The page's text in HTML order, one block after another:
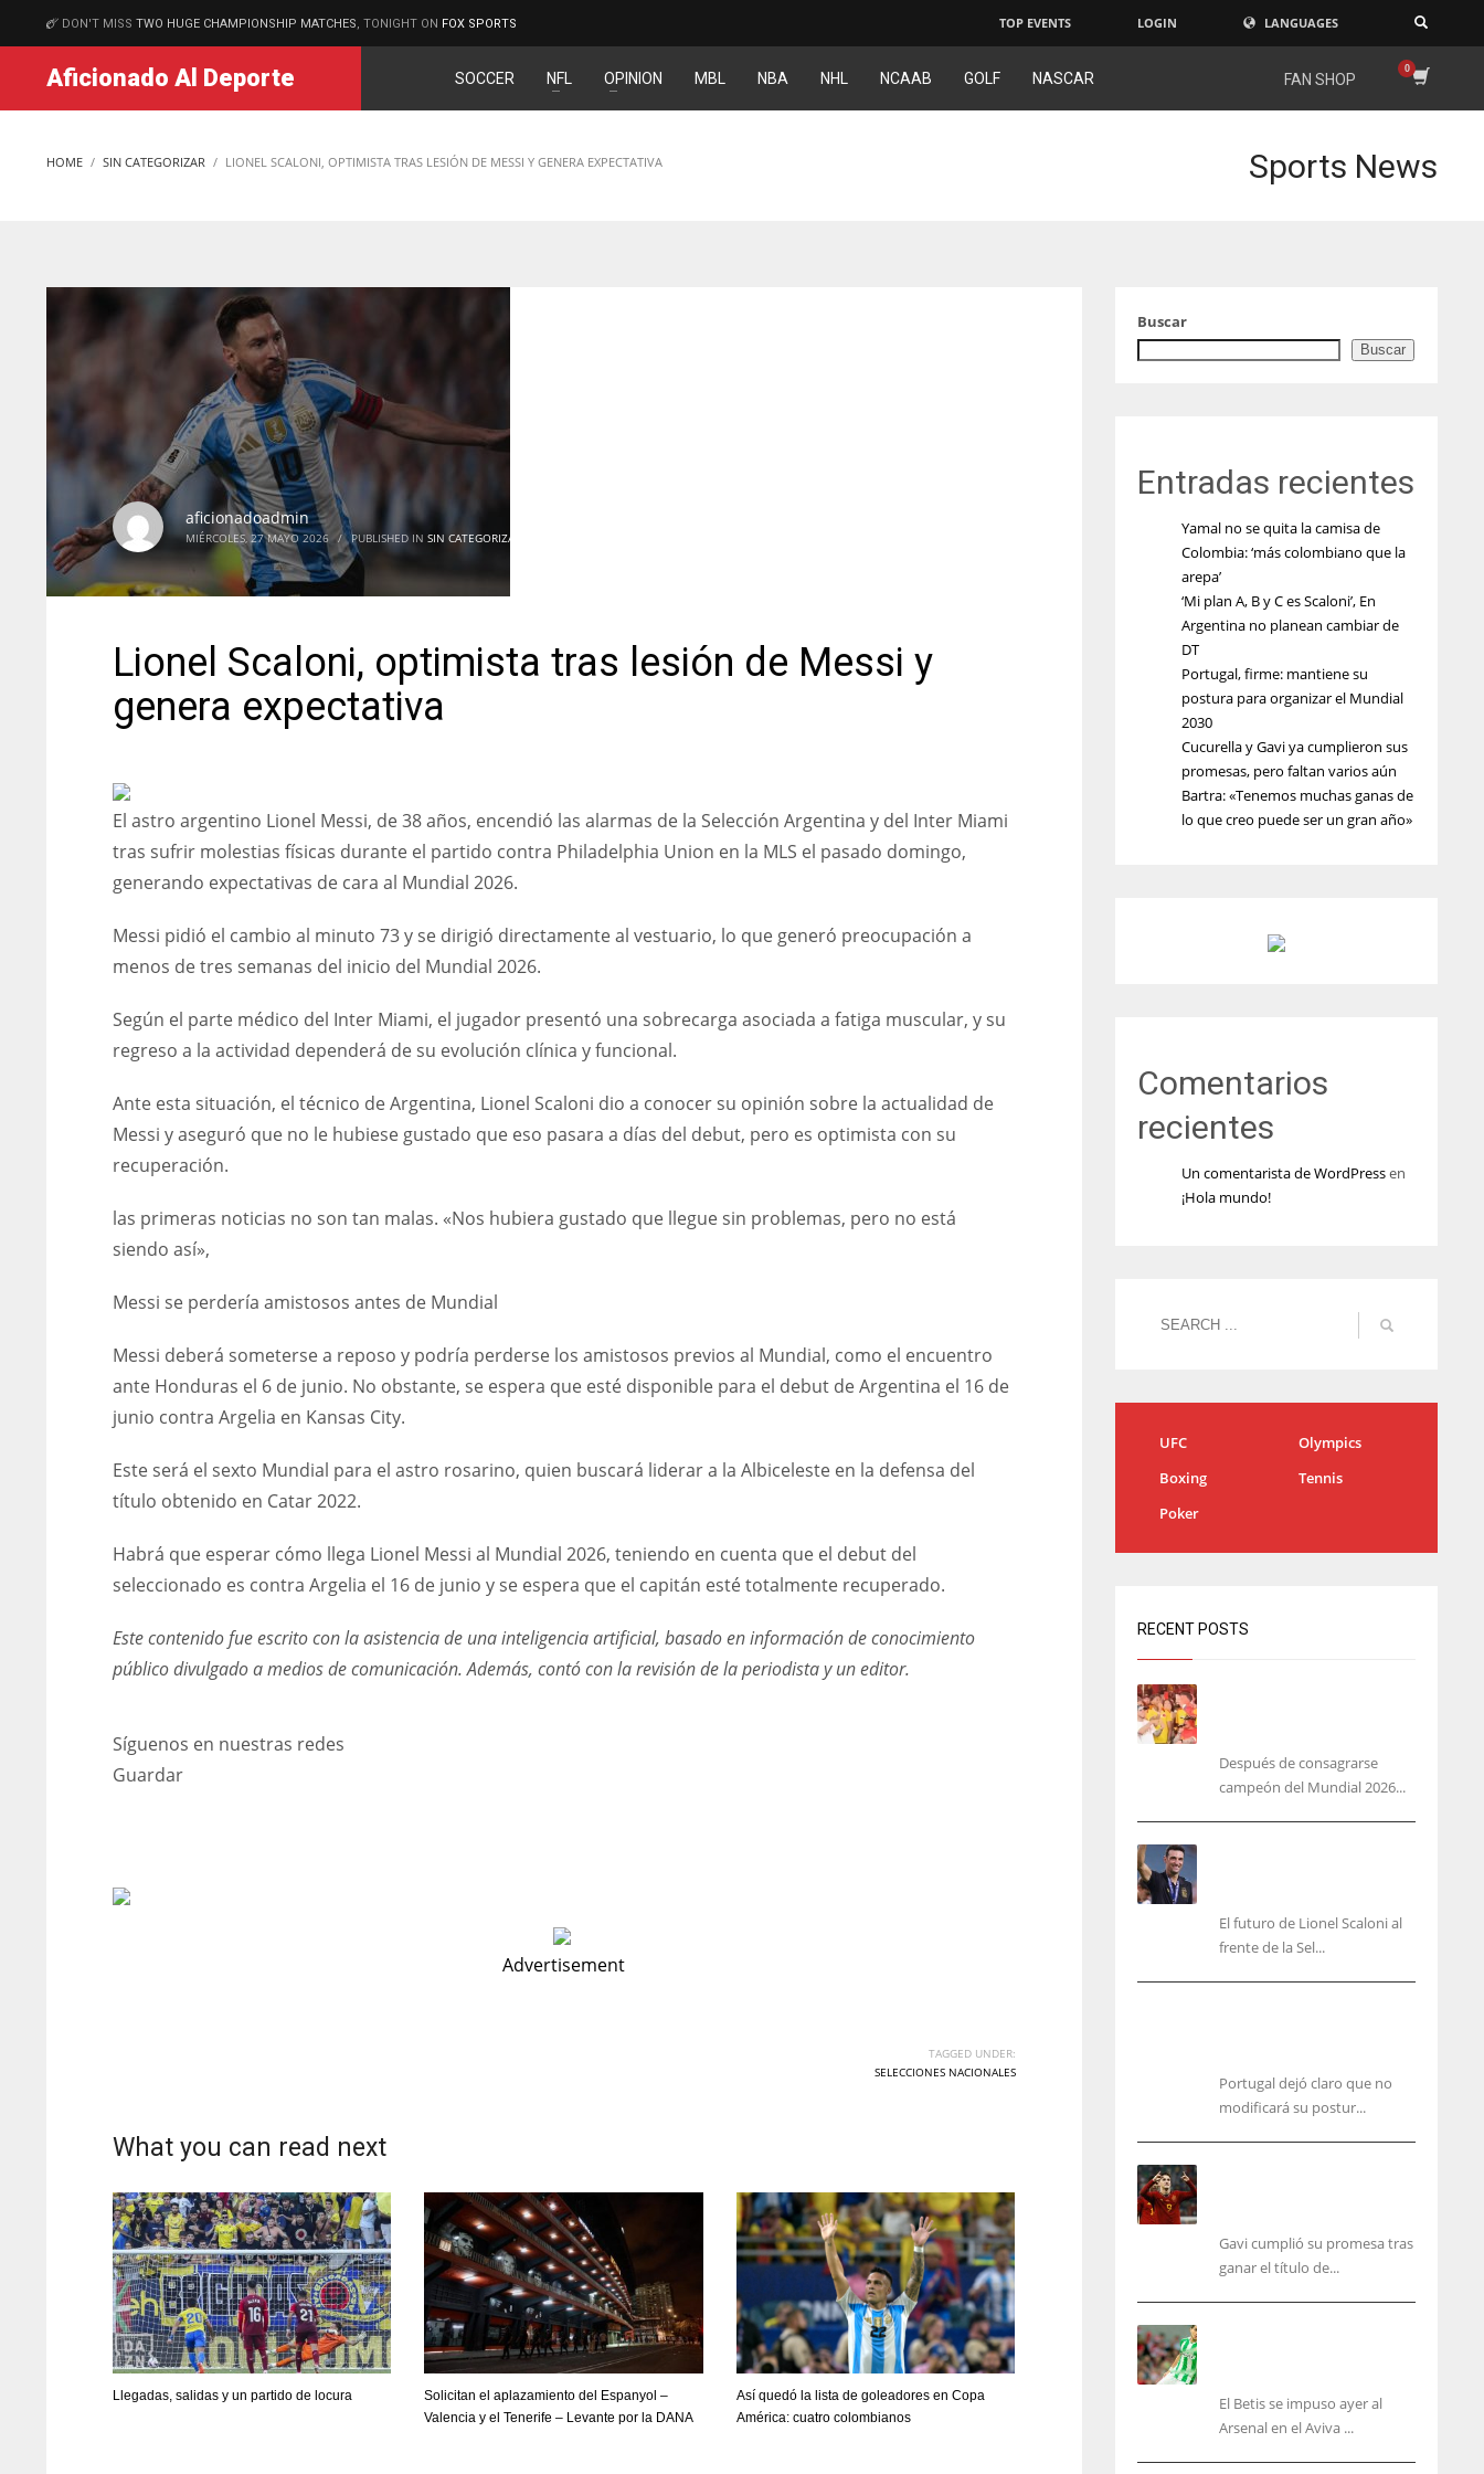
MATCHES
DAL DAL DEN NE NYG NYJ
3
DON'T MISS TWO HUGE CHAMPIONSHIP MATCHES , TONIGHT ON FOX SPORTS TOP EVENTS LOGIN LANGUAGES
Aficionado Al Deporte SOCCER NFL OPINION MBL NBA NHL NCAAB GOLF NASCAR FAN SHOP
HOME SIN CATEGORIZAR LIONEL SCALONI, OPTIMISTA TRAS LESIÓN DE MESSI Y GENERA EXPECTATIVA Sports News
aficionadoadmin
MIÉRCOLES, 27 MAYO 2026 / PUBLISHED IN SIN CATEGORIZAR
Lionel Scaloni, optimista tras lesión de Messi y
genera expectativa
El astro argentino Lionel Messi, de 38 años, encendió las alarmas de la Selección Argentina y del Inter Miami
tras sufrir molestias físicas durante el partido contra Philadelphia Union en la MLS el pasado domingo,
generando expectativas de cara al Mundial 2026.
Messi pidió el cambio al minuto 73 y se dirigió directamente al vestuario, lo que generó preocupación a
menos de tres semanas del inicio del Mundial 2026.
Según el parte médico del Inter Miami, el jugador presentó una sobrecarga asociada a fatiga muscular, y su
regreso a la actividad dependerá de su evolución clínica y funcional.
Ante esta situación, el técnico de Argentina, Lionel Scaloni dio a conocer su opinión sobre la actualidad de
Messi y aseguró que no le hubiese gustado que eso pasara a días del debut, pero es optimista con su
recuperación.
las primeras noticias no son tan malas. «Nos hubiera gustado que llegue sin problemas, pero no está
siendo así»,
Messi se perdería amistosos antes de Mundial
Messi deberá someterse a reposo y podría perderse los amistosos previos al Mundial, como el encuentro
ante Honduras el 6 de junio. No obstante, se espera que esté disponible para el debut de Argentina el 16 de
junio contra Argelia en Kansas City.
Este será el sexto Mundial para el astro rosarino, quien buscará liderar a la Albiceleste en la defensa del
título obtenido en Catar 2022.
Habrá que esperar cómo llega Lionel Messi al Mundial 2026, teniendo en cuenta que el debut del
seleccionado es contra Argelia el 16 de junio y se espera que el capitán esté totalmente recuperado.
Este contenido fue escrito con la asistencia de una inteligencia artificial, basado en información de conocimiento
público divulgado a medios de comunicación. Además, contó con la revisión de la periodista y un editor.
Síguenos en nuestras redes
Guardar
Advertisement
TAGGED UNDER:
SELECCIONES NACIONALES
What you can read next
Llegadas, salidas y un partido de locura
Solicitan el aplazamiento del Espanyol –
Valencia y el Tenerife – Levante por la DANA
Así quedó la lista de goleadores en Copa
América: cuatro colombianos
Buscar
Buscar
Entradas recientes
Yamal no se quita la camisa de
Colombia: ‘más colombiano que la
arepa’
‘Mi plan A, B y C es Scaloni’, En
Argentina no planean cambiar de
DT
Portugal, firme: mantiene su
postura para organizar el Mundial
2030
Cucurella y Gavi ya cumplieron sus
promesas, pero faltan varios aún
Bartra: «Tenemos muchas ganas de
lo que creo puede ser un gran año»
Comentarios
recientes
Un comentarista de WordPressen
¡Hola mundo!
UFC
Olympics
Boxing
Tennis
Poker
RECENT POSTS
Después de consagrarse
campeón del Mundial 2026...
El futuro de Lionel Scaloni al
frente de la Sel...
Portugal dejó claro que no
modificará su postur...
Gavi cumplió su promesa tras
ganar el título de...
El Betis se impuso ayer al
Arsenal en el Aviva ...